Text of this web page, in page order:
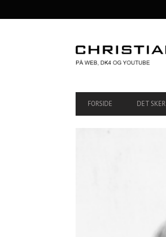
NAVIGATION
PRIMARY
NAVIGATION
FORSIDE DET SKER